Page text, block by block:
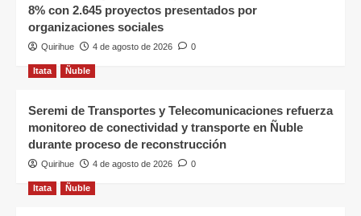
8% con 2.645 proyectos presentados por
organizaciones sociales
Quirihue 4 de agosto de 2026 0
Itata Ñuble
Seremi de Transportes y Telecomunicaciones refuerza
monitoreo de conectividad y transporte en Ñuble
durante proceso de reconstrucción
Quirihue 4 de agosto de 2026 0
Itata Ñuble